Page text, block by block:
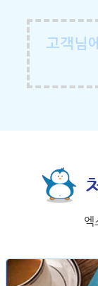
고객님
엑